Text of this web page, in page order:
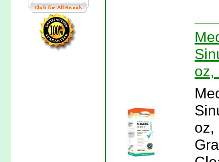
oz,
oz,